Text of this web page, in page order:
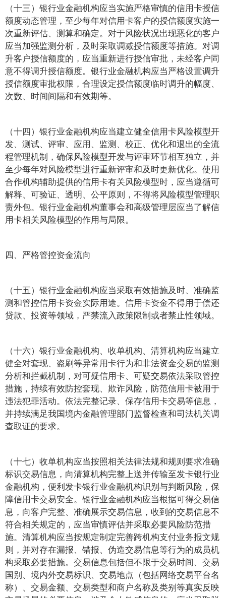
（十三）银行业金融机构应当实施严格审慎的信用卡授信
额度动态管理，至少每年对信用卡客户的授信额度实施一
次重新评估、测算和确定。对于风险状况出现恶化的客户
应当加强监测分析，及时采取调减授信额度等措施。对调
升客户授信额度的，应当重新进行授信审批，未经客户同
意不得调升授信额度。银行业金融机构应当严格设置调升
授信额度审批权限，合理设定授信额度临时调升的幅度、
次数、时间间隔和有效期等。
（十四）银行业金融机构应当建立健全信用卡风险模型开
发、测试、评审、应用、监测、校正、优化和退出的全流
程管理机制，确保风险模型开发与评审环节相互独立，并
至少每年对风险模型进行重新评审和及时更新优化。使用
合作机构辅助提供的信用卡有关风险模型时，应当遵循可
解释、可验证、透明、公平原则，不得将风险模型管理职
责外包。银行业金融机构董事会和高级管理层应当了解信
用卡相关风险模型的作用与局限。
四、严格管控资金流向
（十五）银行业金融机构应当采取有效措施及时、准确监
测和管控信用卡资金实际用途。信用卡资金不得用于偿还
贷款、投资等领域，严禁流入政策限制或者禁止性领域。
（十六）银行业金融机构、收单机构、清算机构应当建立
健全对套现、盗刷等异常用卡行为和非法资金交易的监测
分析和拦截机制，对可疑信用卡、可疑交易依法采取管控
措施，持续有效防控套现、欺诈风险，防范信用卡被用于
违法犯罪活动。依法完整记录、保存信用卡交易等信息，
并持续满足我国境内金融管理部门监督检查和司法机关调
查取证的要求。
（十七）收单机构应当按照相关法律法规和规则要求准确
标识交易信息，向清算机构完整上送并传输至发卡银行业
金融机构，便利发卡银行业金融机构识别与判断风险，保
障信用卡交易安全。银行业金融机构应当根据可得交易信
息，向客户完整、准确展示交易信息，收到的交易信息不
符合相关规定的，应当审慎评估并采取必要风险防范措
施。清算机构应当按规定制定完善跨机构支付业务报文规
则，并对存在漏报、错报、伪造交易信息等行为的成员机
构采取必要措施。交易信息包括但不限于交易时间、交易
国别、境内外交易标识、交易地点（包括网络交易平台名
称）、交易金额、交易类型和商户名称及类别等真实反映